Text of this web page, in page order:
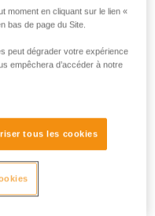
pour transporter et
D’autres
disponibles sur
moment en cliquant sur le lien «
bas de page du Site.
peut dégrader votre expérience
empêchera d’accéder à notre
tous les cookies